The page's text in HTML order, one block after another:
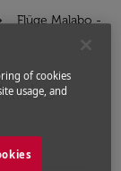
Flüge Malabo -
(Abflugort
of cookies
usage, and